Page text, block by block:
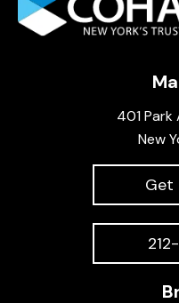
401 Park
New
Get